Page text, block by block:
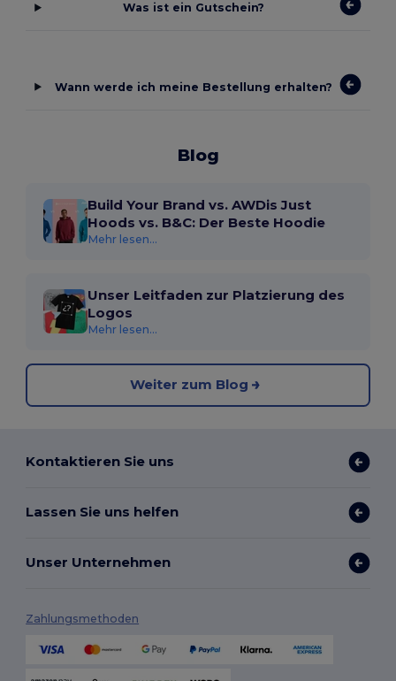
Was ist ein Gutschein?
Wann werde ich meine Bestellung erhalten?
Blog
Build Your Brand vs. AWDis Just
Hoods vs. B&C: Der Beste Hoodie
Mehr lesen...
Unser Leitfaden zur Platzierung des
Logos
Mehr lesen...
Weiter zum Blog
Kontaktieren Sie uns
Lassen Sie uns helfen
Unser Unternehmen
Zahlungsmethoden